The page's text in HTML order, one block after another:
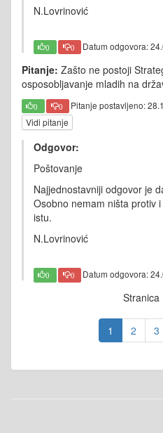
N.Lovrinović
0 0 Datum odgovora:
Pitanje: Zašto ne postoji
osposobljavanje mladih na
0 0 Pitanje postavljeno:
Vidi pitanje
Odgovor:
Poštovanje
Najjednostavniji odgovor je
Osobno nemam ništa protiv
istu.
N.Lovrinović
0 0 Datum odgovora:
Stranica
1 2 3